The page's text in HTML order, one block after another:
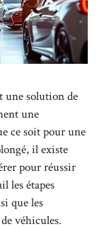
une solution de
une
ce soit pour une
il existe
pour réussir
les étapes
que les
véhicules.